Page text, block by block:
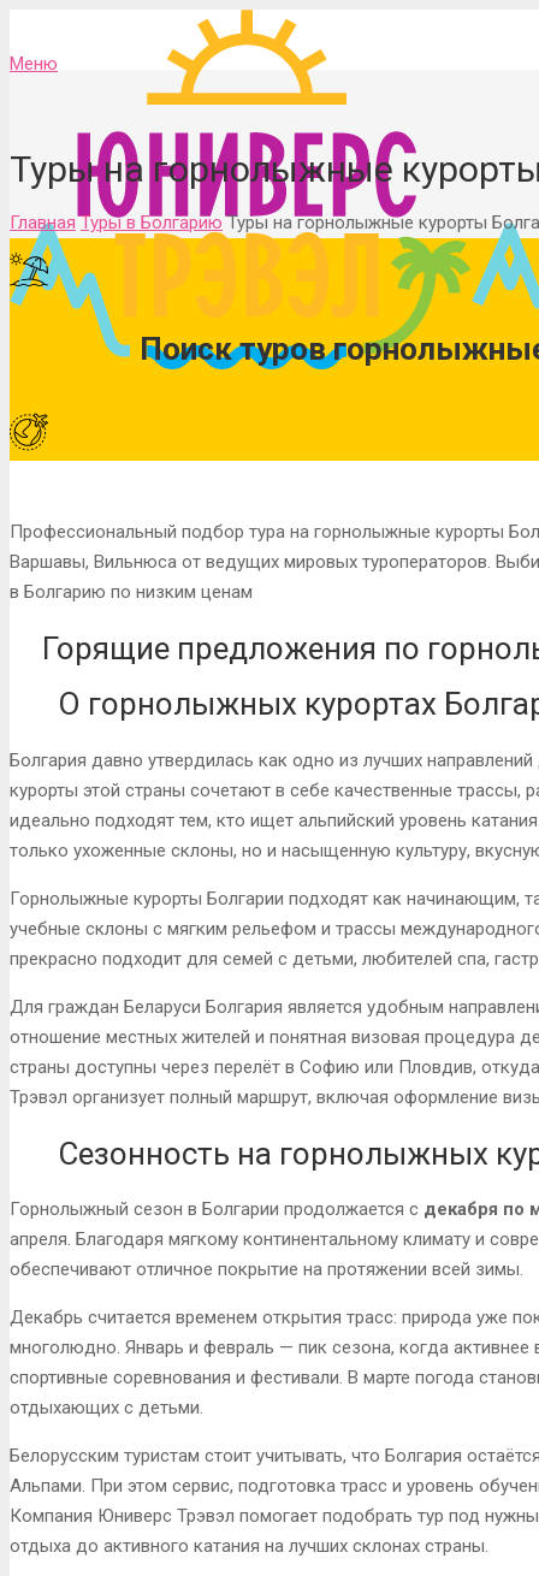
Меню
Туры на горнолыжные
Главная Туры в Болгарию Туры на горнолыжные курорты
Поиск туров
Профессиональный подбор тура на горнолыжные курорты
Варшавы, Вильнюса от ведущих мировых туроператоров.
в Болгарию по низким ценам
Горящие предложения по
О горнолыжных курортах
Болгария давно утвердилась как одно из лучших
курорты этой страны сочетают в себе качественные трассы,
идеально подходят тем, кто ищет альпийский уровень
только ухоженные склоны, но и насыщенную культуру,
Горнолыжные курорты Болгарии подходят как начинающим,
учебные склоны с мягким рельефом и трассы
прекрасно подходит для семей с детьми, любителей спа,
Для граждан Беларуси Болгария является удобным
отношение местных жителей и понятная визовая процедура
страны доступны через перелёт в Софию или Пловдив,
Трэвэл организует полный маршрут, включая оформление
Сезонность на горнолыжных
Горнолыжный сезон в Болгарии продолжается с декабря по
апреля. Благодаря мягкому континентальному климату и
обеспечивают отличное покрытие на протяжении всей зимы.
Декабрь считается временем открытия трасс: природа уже
многолюдно. Январь и февраль — пик сезона, когда
спортивные соревнования и фестивали. В марте погода
отдыхающих с детьми.
Белорусским туристам стоит учитывать, что Болгария
Альпами. При этом сервис, подготовка трасс и уровень
Компания Юниверс Трэвэл помогает подобрать тур под
отдыха до активного катания на лучших склонах страны.